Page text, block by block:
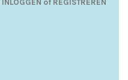
INLOGGEN of REGISTREREN